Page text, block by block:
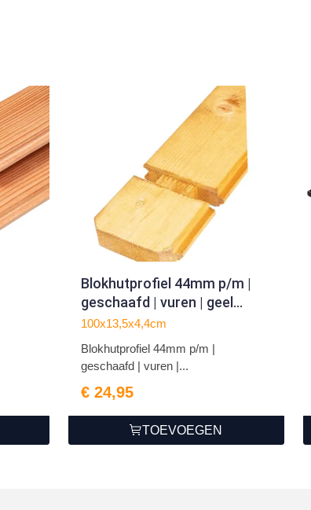
Blokhutprofiel 44mm p/m |
geschaafd | vuren | geel
geïmpregneerd
100x13,5x4,4cm
Blokhutprofiel 44mm p/m |
geschaafd | vuren |...
€ 24,95
TOEVOEGEN